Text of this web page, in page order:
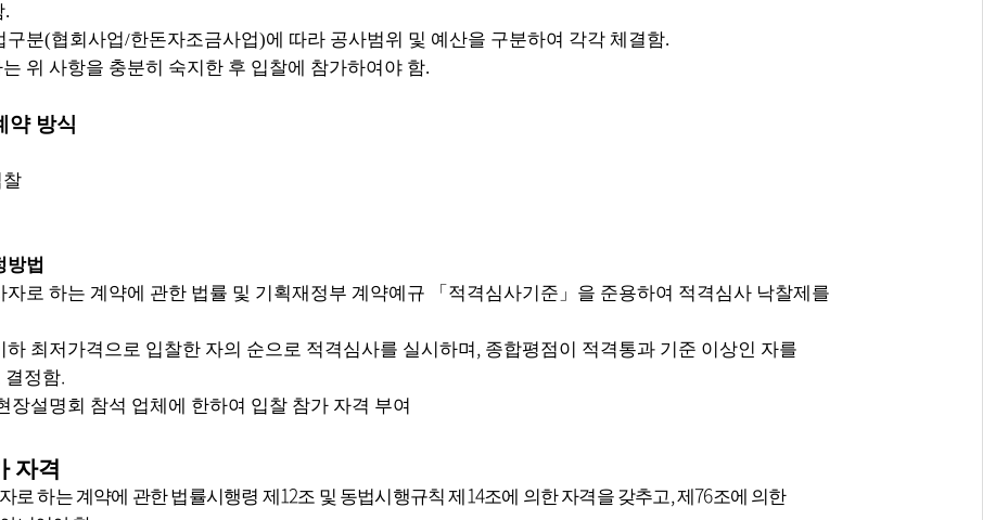
.
구분(협회사업/한돈자조금사업)에 따라 공사범위 및 예산을 구분하여 각각 체결함.
위 사항을 충분히 숙지한 후 입찰에 참가하여야 함.
약 방식
방법
자로 하는 계약에 관한 법률 및 기획재정부 계약예규 「 적격심사기준 」 을 준용하여 적격심사 낙찰제를
하 최저가격으로 입찰한 자의 순으로 적격심사를 실시하며 , 종합평점이 적격통과 기준 이상인 자를
결정함.
장설명회 참석 업체에 한하여 입찰 참가 자격 부여
자격
로 하는 계약에 관한 법률시행령 제12조 및 동법시행규칙 제 14조에 의한 자격을 갖추고,제76조에 의한